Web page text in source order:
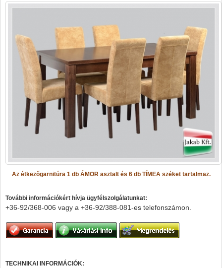
Az étkezőgarnitúra 1 db ÁMOR asztalt és 6 db TÍMEA széket tartalmaz.
További információkért hívja ügyfélszolgálatunkat:
+36-92/368-006 vagy a +36-92/388-081-es telefonszámon.
TECHNIKAI INFORMÁCIÓK: